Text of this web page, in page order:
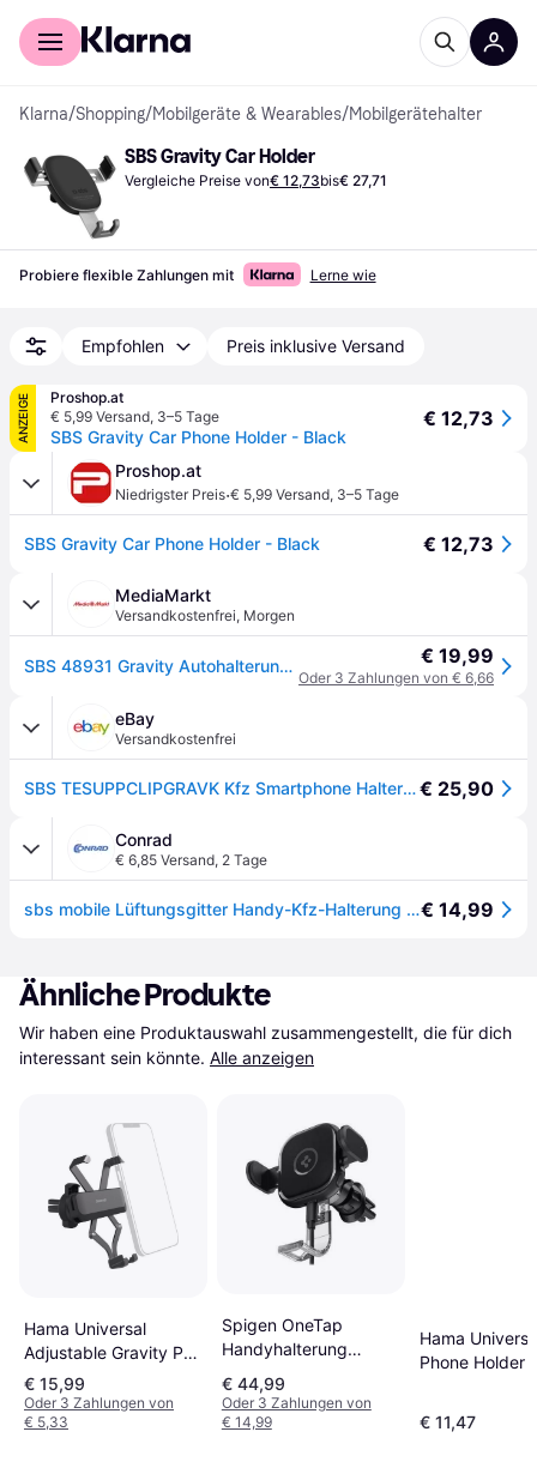
Für Shopper
Klarna/Shopping/Mobilgeräte & Wearables/Mobilgerätehalter
SBS Gravity Car Holder
Vergleiche Preise von€ 12,73bis€ 27,71
Probiere flexible Zahlungen mit Lerne wie
Empfohlen Preis inklusive Versand
ANZEIGE
Proshop.at
€ 5,99 Versand, 3–5 Tage
SBS Gravity Car Phone Holder - Black
€ 12,73
Proshop.at
Niedrigster Preis·€ 5,99 Versand, 3–5 Tage
SBS Gravity Car Phone Holder - Black € 12,73
MediaMarkt
Versandkostenfrei, Morgen
SBS 48931 Gravity Autohalterung für Lüftungsschlitz mit Automatikverschluss; Universal-KFZ-Halterung - Schwarz € 19,99
Oder 3 Zahlungen von € 6,66
eBay
Versandkostenfrei
SBS TESUPPCLIPGRAVK Kfz Smartphone Halterung Mit Schwerkraft Clip X Univ C Bk€ 25,90
Conrad
€ 6,85 Versand, 2 Tage
sbs mobile Lüftungsgitter Handy-Kfz-Halterung 60 - 90 mm 6 Zoll (max) - [Schwarz/Silber]€ 14,99
Ähnliche Produkte
Wir haben eine Produktauswahl zusammengestellt, die für dich
interessant sein könnte. Alle anzeigen
Hama Universal
Adjustable Gravity Pro
Air Vent Car Phone
Holder
€ 15,99
Oder 3 Zahlungen von
€ 5,33
Spigen OneTap
Handyhalterung
Lüftungsgitter
Kabelloses Laden
Universell Schwarz
€ 44,99
Oder 3 Zahlungen von
€ 14,99
Hama
Phone Holder
€ 11,47